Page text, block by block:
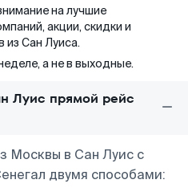
на лучшие
акции, скидки и
Сан Луиса.
а не в выходные.
Луис прямой рейс
Москвы в Сан Луис с
двумя способами: